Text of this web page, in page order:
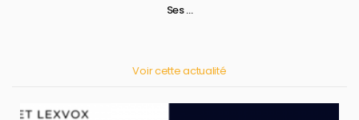
Ses ...
Voir cette actualité